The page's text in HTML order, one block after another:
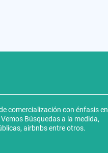
comercialización con énfasis en
Búsquedas a la medida,
airbnbs entre otros.